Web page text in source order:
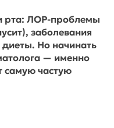
рта: ЛОР-проблемы
заболевания
Но начинать
— именно
самую частую